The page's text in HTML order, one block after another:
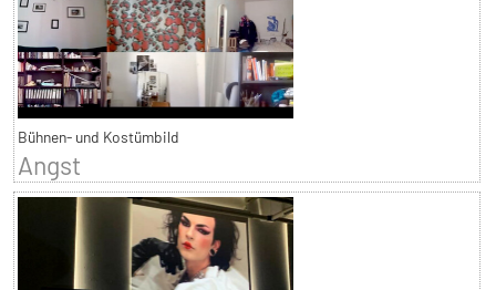
Bühnen- und Kostümbild
Angst